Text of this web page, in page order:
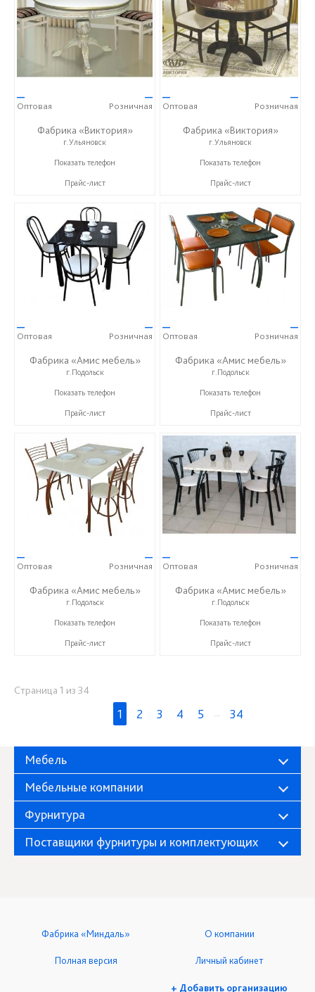
—
Оптовая
—
Розничная
Фабрика «Виктория»
г.Ульяновск
+7 (8422) 25-08-05
Показать телефон
Прайс-лист
—
Оптовая
—
Розничная
Фабрика «Виктория»
г.Ульяновск
+7 (8422) 25-08-05
Показать телефон
Прайс-лист
—
Оптовая
—
Розничная
Фабрика «Амис мебель»
г.Подольск
+7 (495) 960-56-05
Показать телефон
Прайс-лист
—
Оптовая
—
Розничная
Фабрика «Амис мебель»
г.Подольск
+7 (495) 960-56-05
Показать телефон
Прайс-лист
—
Оптовая
—
Розничная
Фабрика «Амис мебель»
г.Подольск
+7 (495) 960-56-05
Показать телефон
Прайс-лист
—
Оптовая
—
Розничная
Фабрика «Амис мебель»
г.Подольск
+7 (495) 960-56-05
Показать телефон
Прайс-лист
Страница 1 из 34
1 2 3 4 5 ... 34
Мебель
Мебельные компании
Фурнитура
Поставщики фурнитуры и комплектующих
Фабрика «Миндаль» О компании
Полная версия Личный кабинет
+ Добавить организацию